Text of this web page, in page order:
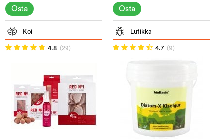
Osta Osta
Koi
4.8 (29)
Lutikka
4.7 (9)